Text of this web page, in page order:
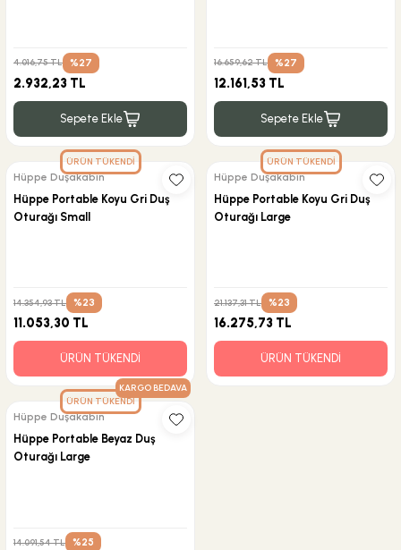
4.016,75 TL %27
2.932,23 TL
Sepete Ekle
16.659,62 TL %27
12.161,53 TL
Sepete Ekle
ÜRÜN TÜKENDİ
Hüppe Duşakabin
Hüppe Portable Koyu Gri Duş
Oturağı Small
14.354,93 TL %23
11.053,30 TL
ÜRÜN TÜKENDİ
ÜRÜN TÜKENDİ
Hüppe Duşakabin
Hüppe Portable Koyu Gri Duş
Oturağı Large
21.137,31 TL %23
16.275,73 TL
ÜRÜN TÜKENDİ
ÜRÜN TÜKENDİ
KARGO BEDAVA
Hüppe Duşakabin
Hüppe Portable Beyaz Duş
Oturağı Large
14.091,54 TL %25